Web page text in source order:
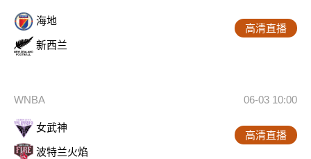
海地
新西兰
高清直播
WNBA 06-03 10:00
女武神
波特兰火焰
高清直播